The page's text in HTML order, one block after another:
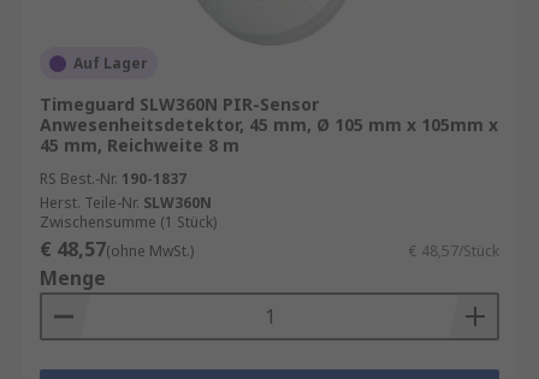
Auf Lager
Timeguard SLW360N PIR-Sensor
Anwesenheitsdetektor, 45 mm, Ø 105 mm x 105mm x
45 mm, Reichweite 8 m
RS Best.-Nr. 190-1837
Herst. Teile-Nr. SLW360N
Zwischensumme (1 Stück)
€ 48,57(ohne MwSt.) € 48,57/Stück
Menge